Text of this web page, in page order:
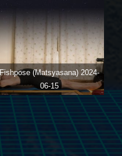
Fishpose (Matsyasana) 2024-
06-15